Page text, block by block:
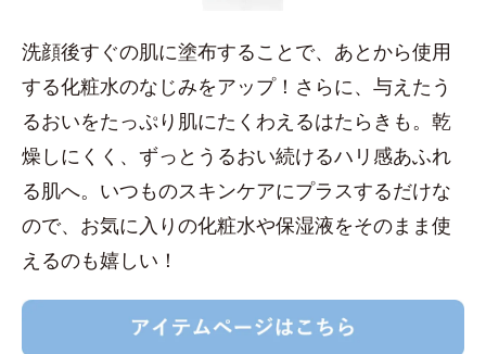
洗顔後すぐの肌に塗布することで、あとから使用
する化粧水のなじみをアップ！さらに、与えたう
るおいをたっぷり肌にたくわえるはたらきも。乾
燥しにくく、ずっとうるおい続けるハリ感あふれ
る肌へ。いつものスキンケアにプラスするだけな
ので、お気に入りの化粧水や保湿液をそのまま使
えるのも嬉しい！